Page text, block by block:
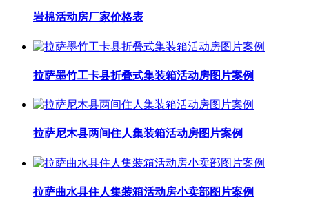
岩棉活动房厂家价格表
拉萨墨竹工卡县折叠式集装箱活动房图片案例
拉萨尼木县两间住人集装箱活动房图片案例
拉萨曲水县住人集装箱活动房小卖部图片案例